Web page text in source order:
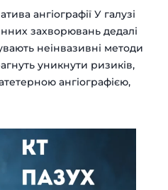
ангіографії У галузі
захворювань дедалі
неінвазивні методи
уникнути ризиків,
ангіографією,